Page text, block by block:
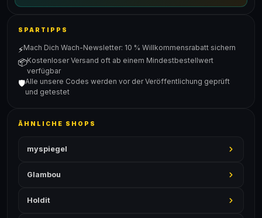
SPARTIPPS
⚡Mach Dich Wach-Newsletter: 10 % Willkommensrabatt sichern
📦Kostenloser Versand oft ab einem Mindestbestellwert
verfügbar
🛡️Alle unsere Codes werden vor der Veröffentlichung geprüft
und getestet
ÄHNLICHE SHOPS
myspiegel
Glambou
Holdit